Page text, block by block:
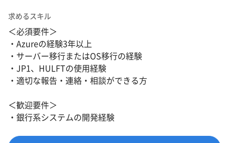
求めるスキル
＜必須要件＞
・Azureの経験3年以上
・サーバー移行またはOS移行の経験
・JP1、HULFTの使用経験
・適切な報告・連絡・相談ができる方
＜歓迎要件＞
・銀行系システムの開発経験